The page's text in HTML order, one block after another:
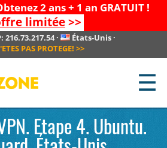
2 ans + 1 an GRATUIT !
limitée>>
216.73.217.54· États-Unis·
PAS PROTEGE! >>
☰
Etape 4. Ubuntu.